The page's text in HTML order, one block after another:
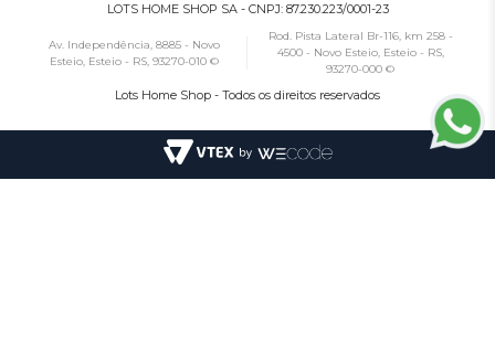
LOTS HOME SHOP SA - CNPJ: 87.230.223/0001-23
Av. Independência, 8885 - Novo
Esteio, Esteio - RS, 93270-010 ©
Rod. Pista Lateral Br-116, km 258 -
4500 - Novo Esteio, Esteio - RS,
93270-000 ©
Lots Home Shop - Todos os direitos reservados